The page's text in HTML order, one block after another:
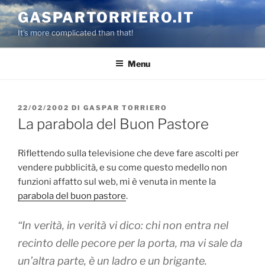
Salta
al
contenuto
GASPARTORRIERO.IT
It's more complicated than that!
Menu
PUBBLICATO
IL
22/02/2002 DI GASPAR TORRIERO
La parabola del Buon Pastore
Riflettendo sulla televisione che deve fare ascolti per
vendere pubblicità, e su come questo medello non
funzioni affatto sul web, mi è venuta in mente la
parabola del buon pastore.
“In verità, in verità vi dico: chi non entra nel
recinto delle pecore per la porta, ma vi sale da
un’altra parte, è un ladro e un brigante.